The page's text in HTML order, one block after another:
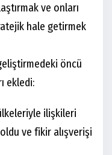
ve onları
hale getirmek
öncü
ekledi:
ilişkileri
ve fikir alışverişi